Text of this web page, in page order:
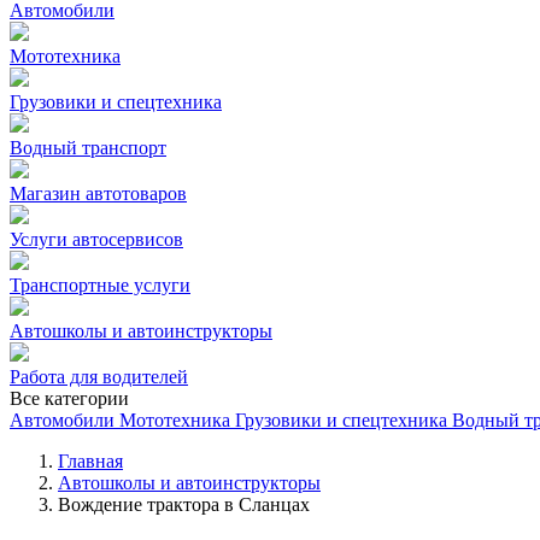
Автомобили
Мототехника
Грузовики и спецтехника
Водный транспорт
Магазин автотоваров
Услуги автосервисов
Транспортные услуги
Автошколы и автоинструкторы
Работа для водителей
Все категории
Автомобили Мототехника Грузовики и спецтехника Водный
Главная
Автошколы и автоинструкторы
Вождение трактора в Сланцах